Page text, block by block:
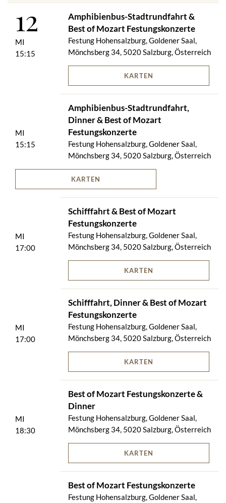
12
MI
15:15
Amphibienbus-Stadtrundfahrt &
Best of Mozart Festungskonzerte
Festung Hohensalzburg, Goldener Saal,
Mönchsberg 34, 5020 Salzburg, Österreich
KARTEN
MI
15:15
Amphibienbus-Stadtrundfahrt,
Dinner & Best of Mozart
Festungskonzerte
Festung Hohensalzburg, Goldener Saal,
Mönchsberg 34, 5020 Salzburg, Österreich
KARTEN
MI
17:00
Schifffahrt & Best of Mozart
Festungskonzerte
Festung Hohensalzburg, Goldener Saal,
Mönchsberg 34, 5020 Salzburg, Österreich
KARTEN
MI
17:00
Schifffahrt, Dinner & Best of Mozart
Festungskonzerte
Festung Hohensalzburg, Goldener Saal,
Mönchsberg 34, 5020 Salzburg, Österreich
KARTEN
MI
18:30
Best of Mozart Festungskonzerte &
Dinner
Festung Hohensalzburg, Goldener Saal,
Mönchsberg 34, 5020 Salzburg, Österreich
KARTEN
Best of Mozart Festungskonzerte
Festung Hohensalzburg, Goldener Saal,